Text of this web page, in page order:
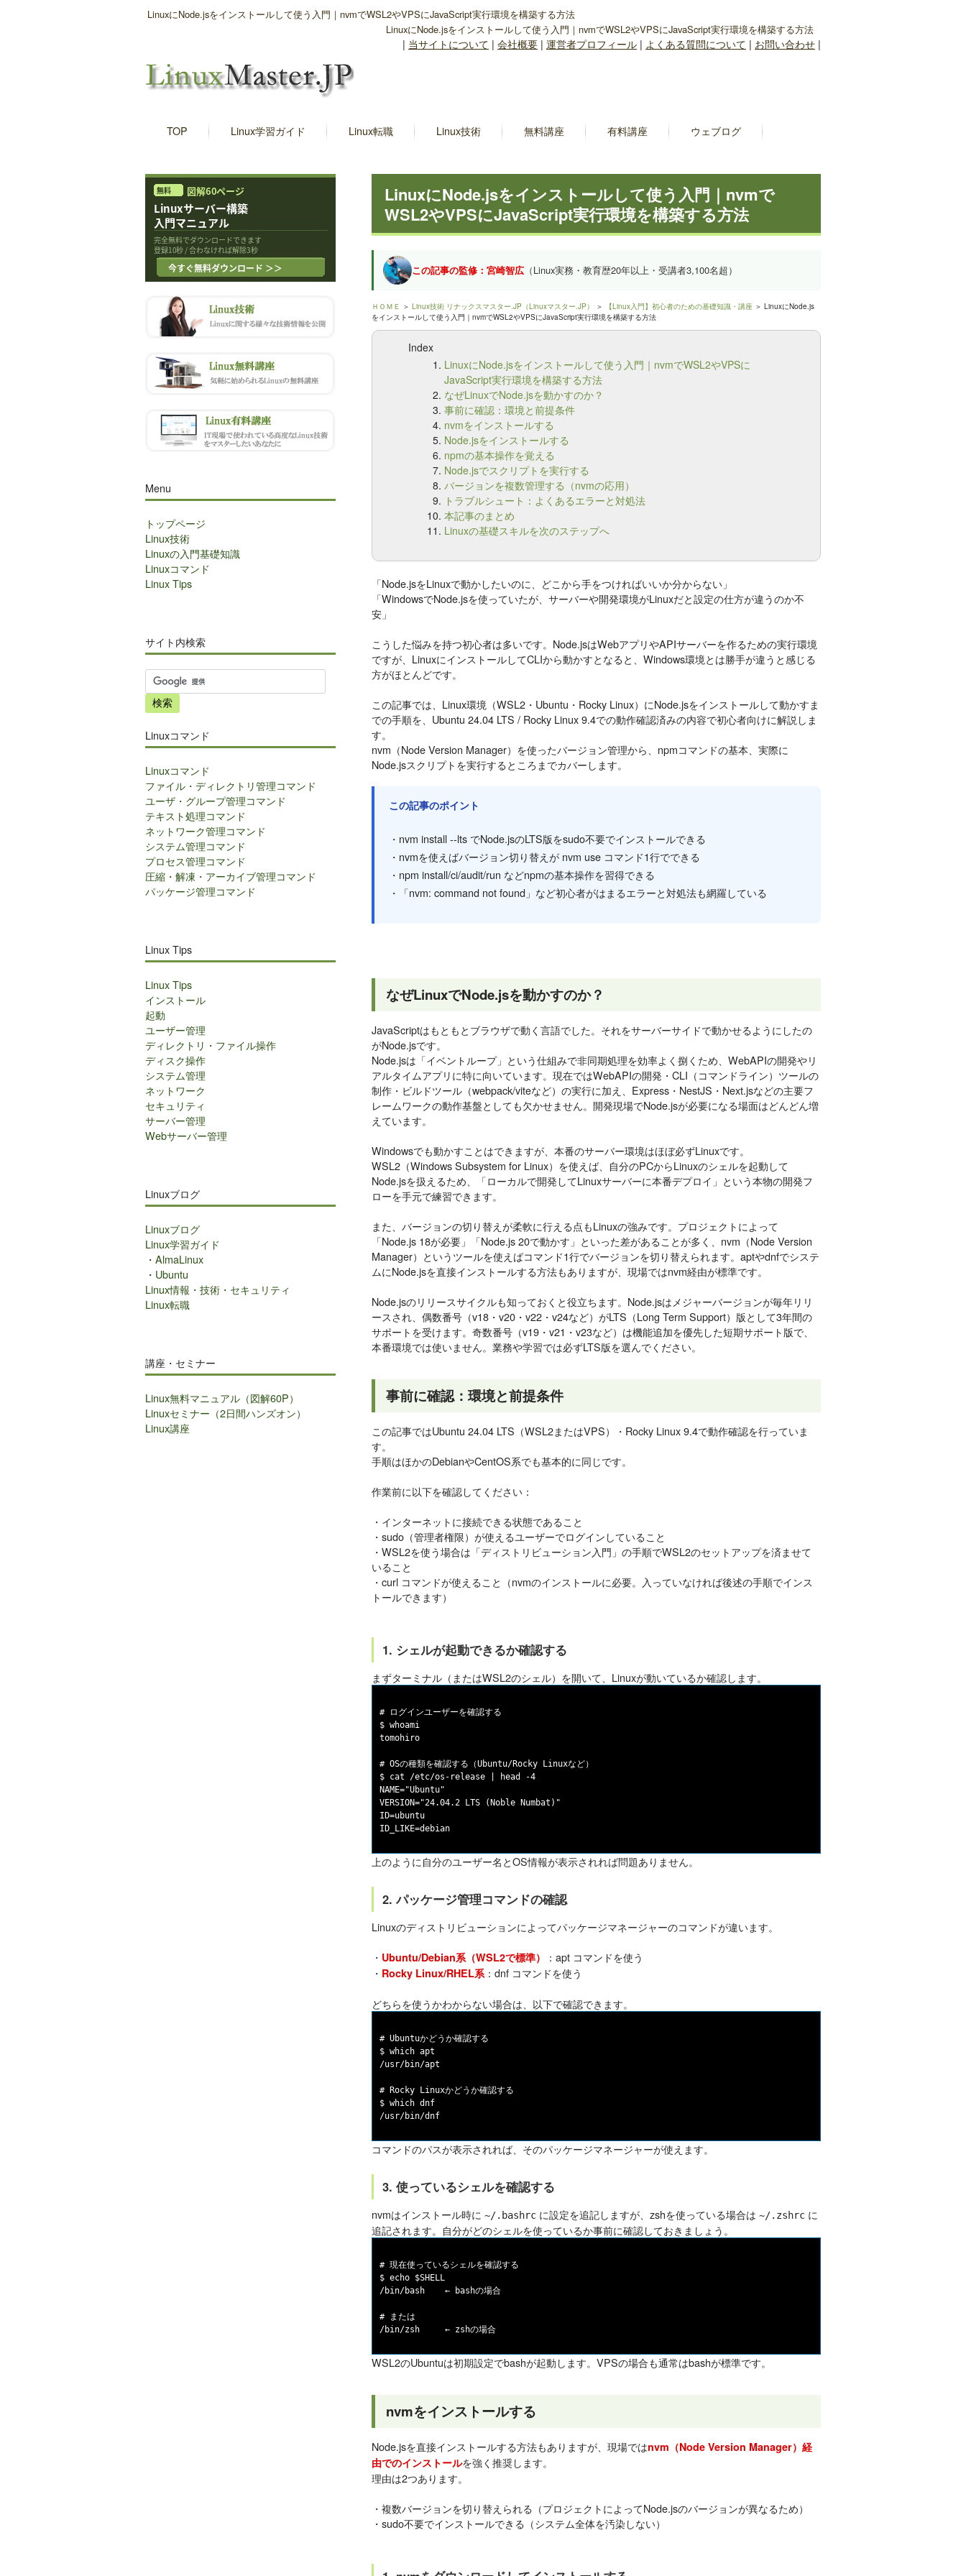
LinuxにNode.jsをインストールして使う入門｜nvmでWSL2やVPSにJavaScript実行環境を構築する方法
LinuxにNode.jsをインストールして使う入門｜nvmでWSL2やVPSにJavaScript実行環境を構築する方法
| 当サイトについて | 会社概要 | 運営者プロフィール | よくある質問について | お問い合わせ |
TOP Linux学習ガイド Linux転職 Linux技術 無料講座 有料講座 ウェブログ
LinuxにNode.jsをインストールして使う入門｜nvmで
WSL2やVPSにJavaScript実行環境を構築する方法
この記事の監修：宮崎智広（Linux実務・教育歴20年以上・受講者3,100名超）
ＨＯＭＥ ＞ Linux技術 リナックスマスター.JP（Linuxマスター.JP） ＞ 【Linux入門】初心者のための基礎知識・講座 ＞ LinuxにNode.js
をインストールして使う入門｜nvmでWSL2やVPSにJavaScript実行環境を構築する方法
Index
LinuxにNode.jsをインストールして使う入門｜nvmでWSL2やVPSに
JavaScript実行環境を構築する方法
なぜLinuxでNode.jsを動かすのか？
事前に確認：環境と前提条件
nvmをインストールする
Node.jsをインストールする
npmの基本操作を覚える
Node.jsでスクリプトを実行する
バージョンを複数管理する（nvmの応用）
トラブルシュート：よくあるエラーと対処法
本記事のまとめ
Linuxの基礎スキルを次のステップへ
「Node.jsをLinuxで動かしたいのに、どこから手をつければいいか分からない」
「WindowsでNode.jsを使っていたが、サーバーや開発環境がLinuxだと設定の仕方が違うのか不
安」
こうした悩みを持つ初心者は多いです。Node.jsはWebアプリやAPIサーバーを作るための実行環境
ですが、LinuxにインストールしてCLIから動かすとなると、Windows環境とは勝手が違うと感じる
方がほとんどです。
この記事では、Linux環境（WSL2・Ubuntu・Rocky Linux）にNode.jsをインストールして動かすま
での手順を、Ubuntu 24.04 LTS / Rocky Linux 9.4での動作確認済みの内容で初心者向けに解説しま
す。
nvm（Node Version Manager）を使ったバージョン管理から、npmコマンドの基本、実際に
Node.jsスクリプトを実行するところまでカバーします。
この記事のポイント
・nvm install --lts でNode.jsのLTS版をsudo不要でインストールできる
・nvmを使えばバージョン切り替えが nvm use コマンド1行でできる
・npm install/ci/audit/run などnpmの基本操作を習得できる
・「nvm: command not found」など初心者がはまるエラーと対処法も網羅している
なぜLinuxでNode.jsを動かすのか？
JavaScriptはもともとブラウザで動く言語でした。それをサーバーサイドで動かせるようにしたの
がNode.jsです。
Node.jsは「イベントループ」という仕組みで非同期処理を効率よく捌くため、WebAPIの開発やリ
アルタイムアプリに特に向いています。現在ではWebAPIの開発・CLI（コマンドライン）ツールの
制作・ビルドツール（webpack/viteなど）の実行に加え、Express・NestJS・Next.jsなどの主要フ
レームワークの動作基盤としても欠かせません。開発現場でNode.jsが必要になる場面はどんどん増
えています。
Windowsでも動かすことはできますが、本番のサーバー環境はほぼ必ずLinuxです。
WSL2（Windows Subsystem for Linux）を使えば、自分のPCからLinuxのシェルを起動して
Node.jsを扱えるため、「ローカルで開発してLinuxサーバーに本番デプロイ」という本物の開発フ
ローを手元で練習できます。
また、バージョンの切り替えが柔軟に行える点もLinuxの強みです。プロジェクトによって
「Node.js 18が必要」「Node.js 20で動かす」といった差があることが多く、nvm（Node Version
Manager）というツールを使えばコマンド1行でバージョンを切り替えられます。aptやdnfでシステ
ムにNode.jsを直接インストールする方法もありますが、現場ではnvm経由が標準です。
Node.jsのリリースサイクルも知っておくと役立ちます。Node.jsはメジャーバージョンが毎年リリ
ースされ、偶数番号（v18・v20・v22・v24など）がLTS（Long Term Support）版として3年間の
サポートを受けます。奇数番号（v19・v21・v23など）は機能追加を優先した短期サポート版で、
本番環境では使いません。業務や学習では必ずLTS版を選んでください。
事前に確認：環境と前提条件
この記事ではUbuntu 24.04 LTS（WSL2またはVPS）・Rocky Linux 9.4で動作確認を行っていま
す。
手順はほかのDebianやCentOS系でも基本的に同じです。
作業前に以下を確認してください：
・インターネットに接続できる状態であること
・sudo（管理者権限）が使えるユーザーでログインしていること
・WSL2を使う場合は「ディストリビューション入門」の手順でWSL2のセットアップを済ませて
いること
・curl コマンドが使えること（nvmのインストールに必要。入っていなければ後述の手順でインス
トールできます）
1. シェルが起動できるか確認する
まずターミナル（またはWSL2のシェル）を開いて、Linuxが動いているか確認します。
# ログインユーザーを確認する
$ whoami
tomohiro
# OSの種類を確認する（Ubuntu/Rocky Linuxなど）
$ cat /etc/os-release | head -4
NAME="Ubuntu"
VERSION="24.04.2 LTS (Noble Numbat)"
ID=ubuntu
上のように自分のユーザー名とOS情報が表示されれば問題ありません。
2. パッケージ管理コマンドの確認
Linuxのディストリビューションによってパッケージマネージャーのコマンドが違います。
・ Ubuntu/Debian系（WSL2で標準）
：apt コマンドを使う
・ Rocky Linux/RHEL系 ：dnf コマンドを使う
どちらを使うかわからない場合は、以下で確認できます。
# Ubuntuかどうか確認する
$ which apt
/usr/bin/apt
# Rocky Linuxかどうか確認する
$ which dnf
コマンドのパスが表示されれば、そのパッケージマネージャーが使えます。
3. 使っているシェルを確認する
nvmはインストール時に ~/.bashrc に設定を追記しますが、zshを使っている場合は ~/.zshrc に
追記されます。自分がどのシェルを使っているか事前に確認しておきましょう。
# 現在使っているシェルを確認する
$ echo $SHELL
/bin/bash    ← bashの場合
# または
WSL2のUbuntuは初期設定でbashが起動します。VPSの場合も通常はbashが標準です。
nvmをインストールする
Node.jsを直接インストールする方法もありますが、現場ではnvm（Node Version Manager）経
由でのインストールを強く推奨します。
理由は2つあります。
・複数バージョンを切り替えられる（プロジェクトによってNode.jsのバージョンが異なるため）
・sudo不要でインストールできる（システム全体を汚染しない）
Menu
トップページ
Linux技術
Linuxの入門基礎知識
Linuxコマンド
Linux Tips
サイト内検索
サ
イ
ト
検
索
Linuxコマンド
Linuxコマンド
ファイル・ディレクトリ管理コマンド
ユーザ・グループ管理コマンド
テキスト処理コマンド
ネットワーク管理コマンド
システム管理コマンド
プロセス管理コマンド
圧縮・解凍・アーカイブ管理コマンド
パッケージ管理コマンド
Linux Tips
Linux Tips
インストール
起動
ユーザー管理
ディレクトリ・ファイル操作
ディスク操作
システム管理
ネットワーク
セキュリティ
サーバー管理
Webサーバー管理
Linuxブログ
Linuxブログ
Linux学習ガイド
・ AlmaLinux
・ Ubuntu
Linux情報・技術・セキュリティ
Linux転職
講座・セミナー
Linux無料マニュアル（図解60P）
Linuxセミナー（2日間ハンズオン）
Linux講座